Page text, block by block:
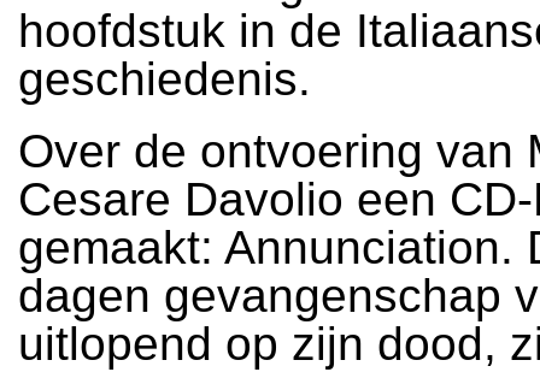
hoofdstuk in de
geschiedenis.
Over de ontvoering van
Cesare Davolio een
gemaakt: Annunciation.
dagen gevangenschap
uitlopend op zijn dood,